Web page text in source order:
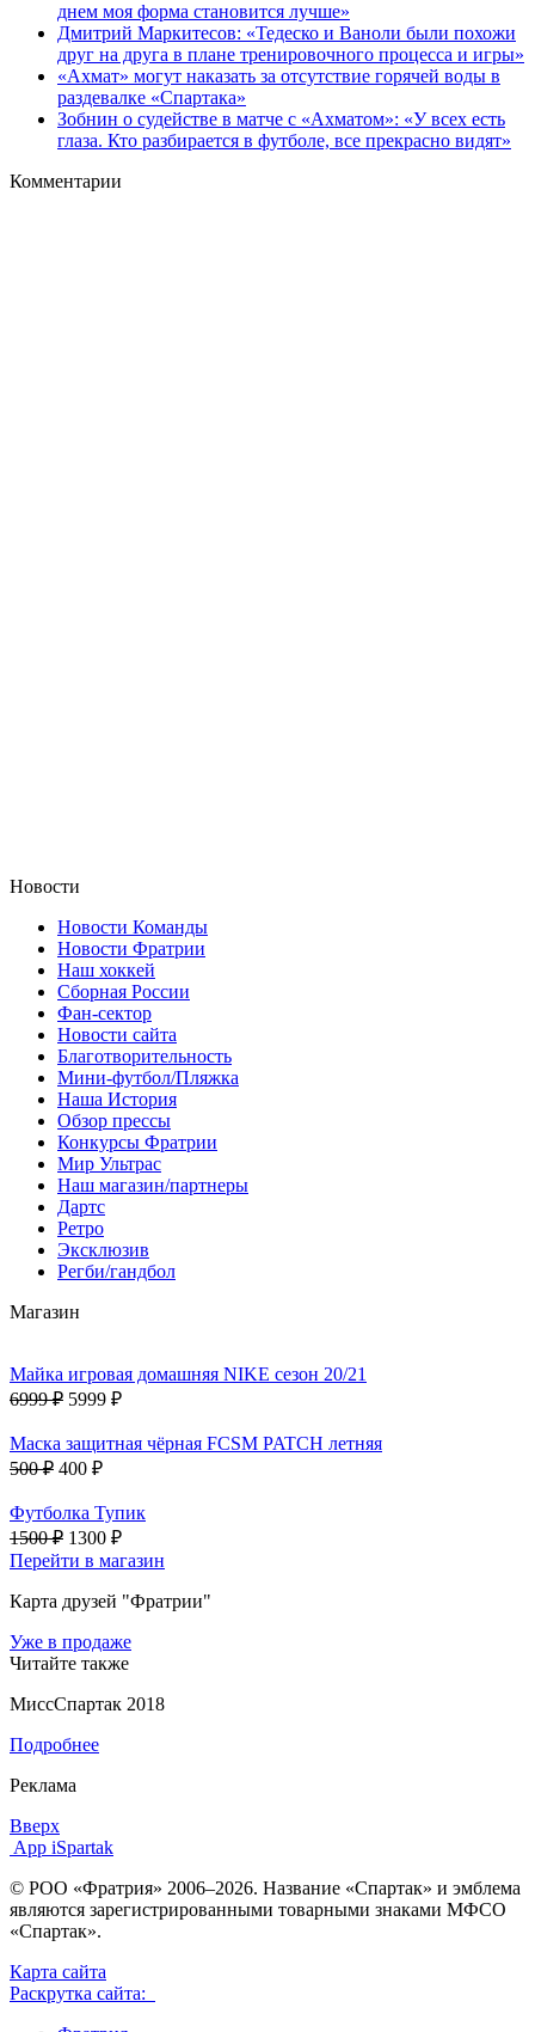
днем моя форма становится лучше»
Дмитрий Маркитесов: «Тедеско и Ваноли были похожи
друг на друга в плане тренировочного процесса и игры»
«Ахмат» могут наказать за отсутствие горячей воды в
раздевалке «Спартака»
Зобнин о судействе в матче с «Ахматом»: «У всех есть
глаза. Кто разбирается в футболе, все прекрасно видят»
Комментарии
Новости
Новости Команды
Новости Фратрии
Наш хоккей
Сборная России
Фан-cектор
Новости сайта
Благотворительность
Мини-футбол/Пляжка
Наша История
Обзор прессы
Конкурсы Фратрии
Мир Ультрас
Наш магазин/партнеры
Дартс
Ретро
Эксклюзив
Регби/гандбол
Магазин
Майка игровая домашняя NIKE сезон 20/21
6999 ₽ 5999 ₽
Маска защитная чёрная FCSM PATCH летняя
500 ₽ 400 ₽
Футболка Тупик
1500 ₽ 1300 ₽
Перейти в магазин
Карта друзей "Фратрии"
Уже в продаже
Читайте также
МиссСпартак 2018
Подробнее
Реклама
Вверх
App iSpartak
© РОО «Фратрия» 2006–2026. Название «Спартак» и эмблема
являются зарегистрированными товарными знаками МФСО
«Спартак».
Карта сайта
Раскрутка сайта: